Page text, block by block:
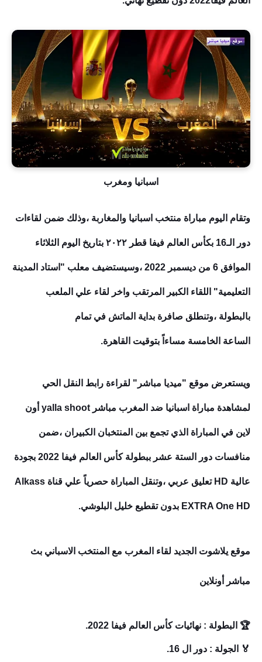
اسبانيا ومغرب
وتقام اليوم مباراة منتخب اسبانيا والمغاربة ،وذلك ضمن لقاءات
دور الـ16 بكأس العالم فيفا قطر ٢٠٢٢ بتاريخ اليوم الثلاثاء
الموافق 6 من ديسمبر 2022 ،وسيستضيف معلب "استاد المدينة
التعليمية" اللقاء الكبير المرتقب واخر لقاء علي الملعب
بالبطولة ،وتنطلق صافرة بداية الماتش في تمام
الساعة الخامسة مساءاً بتوقيت القاهرة.
ويستعرض موقع "ميديا مباشر" لقراءة رابط النقل الحي
لمشاهدة مباراة اسبانيا ضد المغرب مباشر yalla shoot أون
لاين في المباراة الذي تجمع بين المنتخبان الكبيران ،ضمن
منافسات دور الستة عشر ببطولة كأس العالم فيفا 2022 بجودة
عالية HD تعليق عربي ، وتنقل المباراة حصرياً علي قناة Alkass
EXTRA One HD بدون تقطيع خليل البلوشي.
موقع يلاشوت الجديد لقاء المغرب مع المنتخب الاسباني بث
مباشر أونلاين
🏆 البطولة : نهائيات كأس العالم فيفا 2022.
🏅 الجولة : دور ال 16.